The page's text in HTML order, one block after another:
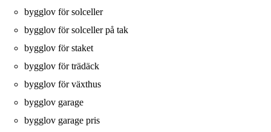
bygglov för solceller
bygglov för solceller på tak
bygglov för staket
bygglov för trädäck
bygglov för växthus
bygglov garage
bygglov garage pris